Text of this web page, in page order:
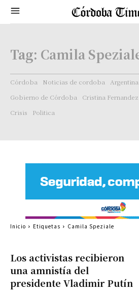
Tag: Camila
Córdoba Noticias de cordoba Argentina
Gobierno de Córdoba
Cristina
Crisis
Politica
Los activistas recibieron
una amnistía del
presidente Vladimir Putín
Inicio Etiquetas Camila Speziale